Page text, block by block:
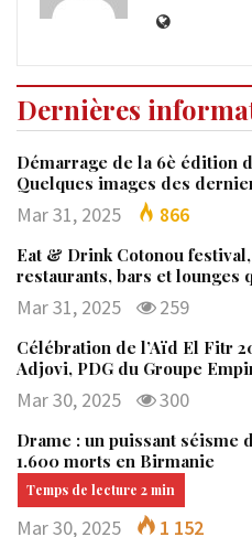
Dernières
Démarrage de la 6è édition
Quelques images des
Mar 31, 2025 866
Eat & Drink Cotonou
restaurants, bars et lounges
Mar 31, 2025 259
Célébration de l’Aïd El Fitr
Adjovi, PDG du Groupe
Mar 30, 2025 300
Drame : un puissant séisme
1.600 morts en Birmanie
Mar 30, 2025 1 152